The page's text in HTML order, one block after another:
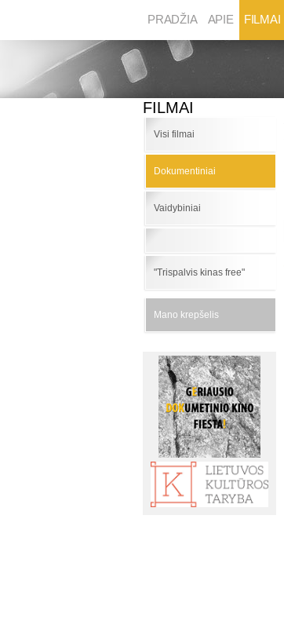
PRADŽIA APIE FILMAI
FILMAI
Visi filmai
Dokumentiniai
Vaidybiniai
"Trispalvis kinas free"
Mano krepšelis